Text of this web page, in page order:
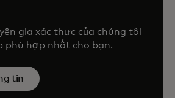
gia xác thực của chúng tôi
phù hợp nhất cho bạn.
tin